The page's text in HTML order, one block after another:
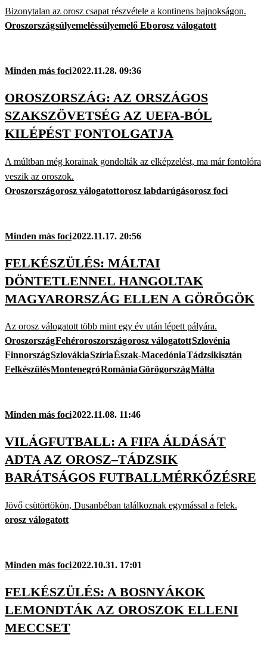
Bizonytalan az orosz csapat részvétele a kontinens bajnokságon.
Oroszországsúlyemeléssúlyemelő Eborosz válogatott
Minden más foci2022.11.28. 09:36
OROSZORSZÁG: AZ ORSZÁGOS
SZAKSZÖVETSÉG AZ UEFA-BÓL
KILÉPÉST FONTOLGATJA
A múltban még korainak gondolták az elképzelést, ma már fontolóra
veszik az oroszok.
Oroszországorosz válogatottorosz labdarúgásorosz foci
Minden más foci2022.11.17. 20:56
FELKÉSZÜLÉS: MÁLTAI
DÖNTETLENNEL HANGOLTAK
MAGYARORSZÁG ELLEN A GÖRÖGÖK
Az orosz válogatott több mint egy év után lépett pályára.
OroszországFehéroroszországorosz válogatottSzlovénia
FinnországSzlovákiaSzíriaÉszak-MacedóniaTádzsikisztán
FelkészülésMontenegróRomániaGörögországMálta
Minden más foci2022.11.08. 11:46
VILÁGFUTBALL: A FIFA ÁLDÁSÁT
ADTA AZ OROSZ–TÁDZSIK
BARÁTSÁGOS FUTBALLMÉRKŐZÉSRE
Jövő csütörtökön, Dusanbéban találkoznak egymással a felek.
orosz válogatott
Minden más foci2022.10.31. 17:01
FELKÉSZÜLÉS: A BOSNYÁKOK
LEMONDTÁK AZ OROSZOK ELLENI
MECCSET